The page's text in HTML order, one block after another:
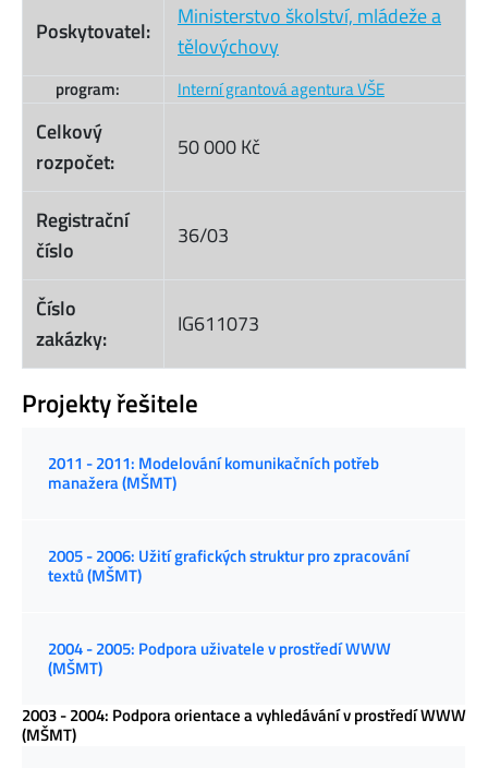
Poskytovatel:
Ministerstvo školství, mládeže a
tělovýchovy
program: Interní grantová agentura VŠE
Celkový
rozpočet:
50 000 Kč
Registrační
číslo
36/03
Číslo
zakázky:
IG611073
Projekty řešitele
2011 - 2011: Modelování komunikačních potřeb
manažera (MŠMT)
2005 - 2006: Užití grafických struktur pro zpracování
textů (MŠMT)
2004 - 2005: Podpora uživatele v prostředí WWW
(MŠMT)
2003 - 2004: Podpora orientace a vyhledávání v prostředí WWW
(MŠMT)